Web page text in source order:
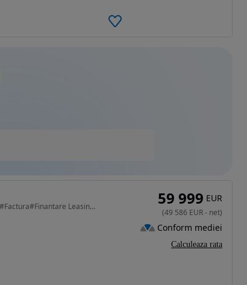
2998 cm3 • 340 CP • 4.0I XDRIVE 340CP M PACKAGE#TVA#Factura#Finantare Leasing#Garantie# 59 999 EUR
(49 586 EUR- net)
Conform mediei
Calculeaza rata